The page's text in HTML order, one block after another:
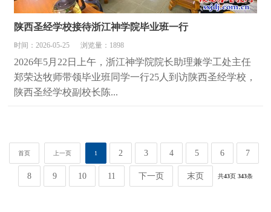
陕西圣经学校接待浙江神学院毕业班一行
时间：2026-05-25 浏览量：1898
2026年5月22日上午，浙江神学院院长助理兼学工处主任
郑荣达牧师带领毕业班同学一行25人到访陕西圣经学校，
陕西圣经学校副校长陈...
首页 上一页 1 2 3 4 5 6 7
8 9 10 11 下一页 末页 共43页 343条